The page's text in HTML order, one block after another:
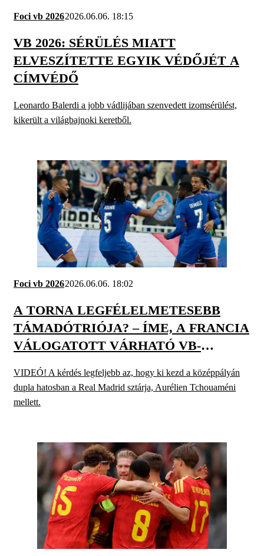
Foci vb 20262026.06.06. 18:15
VB 2026: SÉRÜLÉS MIATT
ELVESZÍTETTE EGYIK VÉDŐJÉT A
CÍMVÉDŐ
Leonardo Balerdi a jobb vádlijában szenvedett izomsérülést,
kikerült a világbajnoki keretből.
Foci vb 20262026.06.06. 18:02
A TORNA LEGFÉLELMETESEBB
TÁMADÓTRIÓJA? – ÍME, A FRANCIA
VÁLOGATOTT VÁRHATÓ VB-
VIDEÓ! A kérdés legfeljebb az, hogy ki kezd a középpályán
dupla hatosban a Real Madrid sztárja, Aurélien Tchouaméni
mellett.